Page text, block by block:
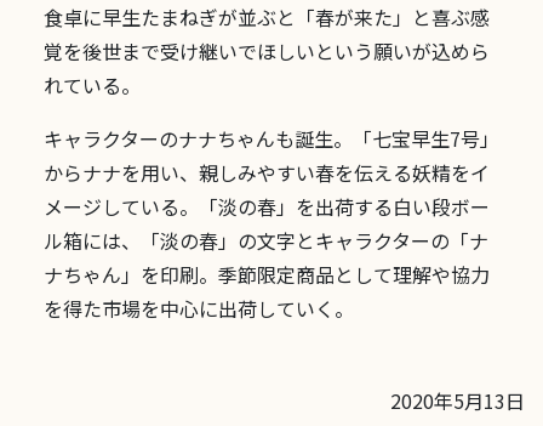
食卓に早生たまねぎが並ぶと「春が来た」と喜ぶ感
覚を後世まで受け継いでほしいという願いが込めら
れている。
キャラクターのナナちゃんも誕生。「七宝早生7号」
からナナを用い、親しみやすい春を伝える妖精をイ
メージしている。「淡の春」を出荷する白い段ボー
ル箱には、「淡の春」の文字とキャラクターの「ナ
ナちゃん」を印刷。季節限定商品として理解や協力
を得た市場を中心に出荷していく。
2020年5月13日